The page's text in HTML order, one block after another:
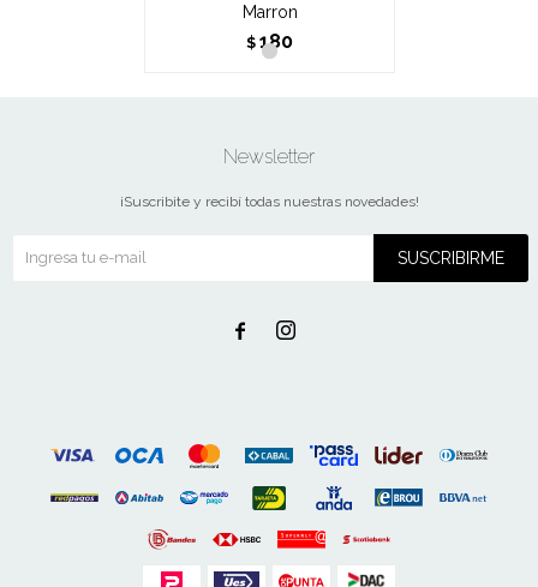
Marron
$ 180
Newsletter
¡Suscribite y recibí todas nuestras novedades!
SUSCRIBIRME
 